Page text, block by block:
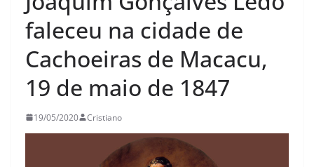
faleceu na cidade de
Cachoeiras de Macacu,
19 de maio de 1847
19/05/2020 Cristiano